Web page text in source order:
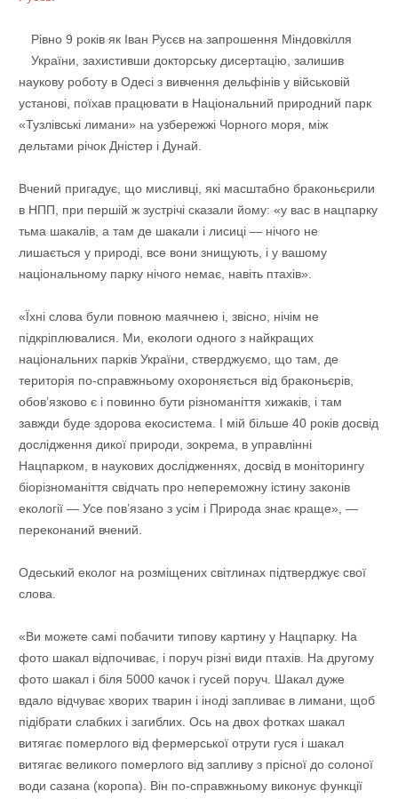
Рівно 9 років як Іван Русєв на запрошення Міндовкілля
України, захистивши докторську дисертацію, залишив
наукову роботу в Одесі з вивчення дельфінів у військовій
установі, поїхав працювати в Національний природний парк
«Тузлівські лимани» на узбережжі Чорного моря, між
дельтами річок Дністер і Дунай.
Вчений пригадує, що мисливці, які масштабно браконьєрили
в НПП, при першій ж зустрічі сказали йому: «у вас в нацпарку
тьма шакалів, а там де шакали і лисиці — нічого не
лишається у природі, все вони знищують, і у вашому
національному парку нічого немає, навіть птахів».
«Їхні слова були повною маячнею і, звісно, нічім не
підкріплювалися. Ми, екологи одного з найкращих
національних парків України, стверджуємо, що там, де
територія по-справжньому охороняється від браконьєрів,
обов’язково є і повинно бути різноманіття хижаків, і там
завжди буде здорова екосистема. І мій більше 40 років досвід
дослідження дикої природи, зокрема, в управлінні
Нацпарком, в наукових дослідженнях, досвід в моніторингу
біорізноманіття свідчать про непереможну істину законів
екології — Усе пов’язано з усім і Природа знає краще», —
переконаний вчений.
Одеський еколог на розміщених світлинах підтверджує свої
слова.
«Ви можете самі побачити типову картину у Нацпарку. На
фото шакал відпочиває, і поруч різні види птахів. На другому
фото шакал і біля 5000 качок і гусей поруч. Шакал дуже
вдало відчуває хворих тварин і іноді запливає в лимани, щоб
підібрати слабких і загиблих. Ось на двох фотках шакал
витягає померлого від фермерської отрути гуся і шакал
витягає великого померлого від запливу з прісної до солоної
води сазана (коропа). Він по-справжньому виконує функції